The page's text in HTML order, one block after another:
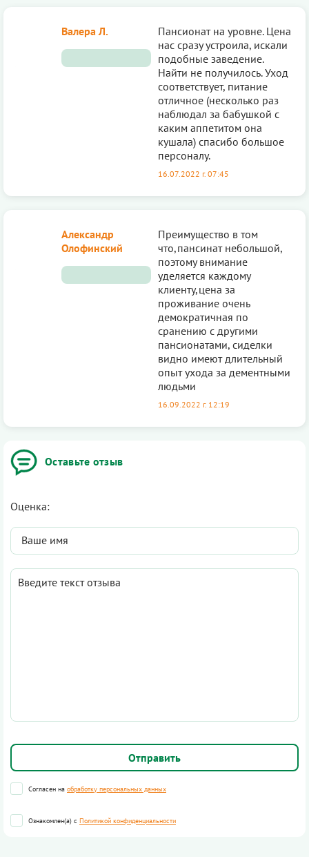
Оставьте отзыв
Оценка:
Согласен на обработку персональных данных
Ознакомлен(а) с Политикой конфиденциальности
Валера Л.
Пансионат на уровне. Цена
нас сразу устроила, искали
подобные заведение.
Найти не получилось. Уход
соответствует, питание
отличное (несколько раз
наблюдал за бабушкой с
каким аппетитом она
кушала) спасибо большое
персоналу.
16.07.2022 г. 07:45
Александр
Олофинский
Преимущество в том
что,пансинат небольшой,
поэтому внимание
уделяется каждому
клиенту,цена за
проживание очень
демократичная по
сранению с другими
пансионатами, сиделки
видно имеют длительный
опыт ухода за дементными
людьми
16.09.2022 г. 12:19